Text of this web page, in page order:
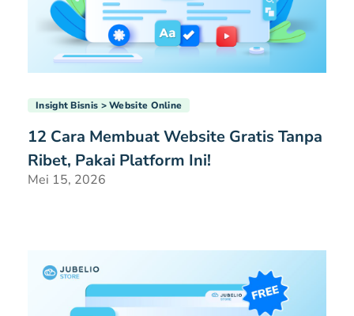
Insight Bisnis Website Online
12 Cara Membuat Website Gratis Tanpa
Ribet, Pakai Platform Ini!
Mei 15, 2026